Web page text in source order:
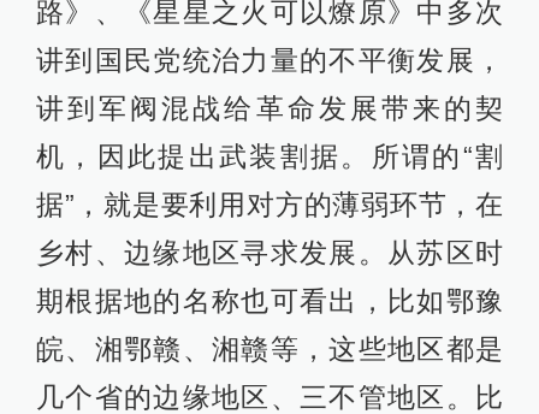
路》、《星星之火可以燎原》中多次
讲到国民党统治力量的不平衡发展，
讲到军阀混战给革命发展带来的契
机，因此提出武装割据。所谓的“割
据”，就是要利用对方的薄弱环节，在
乡村、边缘地区寻求发展。从苏区时
期根据地的名称也可看出，比如鄂豫
皖、湘鄂赣、湘赣等，这些地区都是
几个省的边缘地区、三不管地区。比